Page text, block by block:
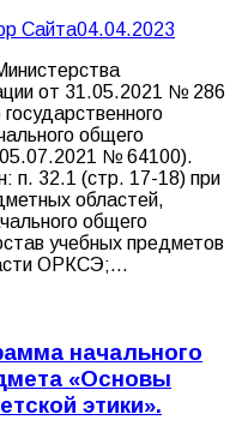
Сайта04.04.2023
от 31.05.2021 № 286
общего
05.07.2021 № 64100).
п. 32.1 (стр. 17-18) при
областей,
общего
учебных предметов
ОРКСЭ;…
начального
«Основы
этики».